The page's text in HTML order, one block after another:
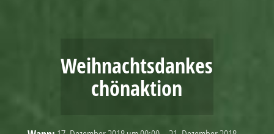
Weihnachtsdankes
chönaktion